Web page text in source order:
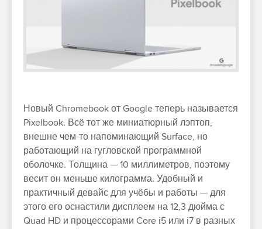
Новый Chromebook от Google теперь называется
Pixelbook. Всё тот же миниатюрный лэптоп,
внешне чем-то напоминающий Surface, но
работающий на гугловской программной
оболочке. Толщина — 10 миллиметров, поэтому
весит он меньше килограмма. Удобный и
практичный девайс для учёбы и работы — для
этого его оснастили дисплеем на 12,3 дюйма с
Quad HD и процессорами Core i5 или i7 в разных